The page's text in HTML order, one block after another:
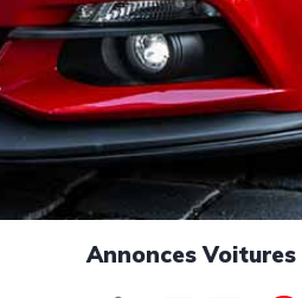
Annonces Voitures